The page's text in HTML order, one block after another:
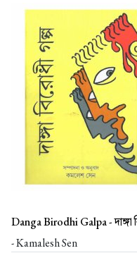
Danga Birodhi Galpa -
- Kamalesh Sen